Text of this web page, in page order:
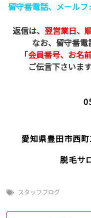
留守番電話、メールフ
返信は、 翌営業日、
なお、留守番
「会員番号、お名
ご伝言下さいま
愛知県豊田市西
脱毛サ
スタッフブログ